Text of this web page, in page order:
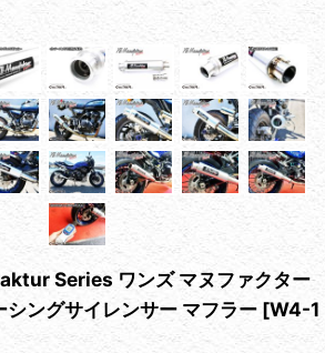
Series ワンズ マヌファクター
シングサイレンサー マフラー [W4-1